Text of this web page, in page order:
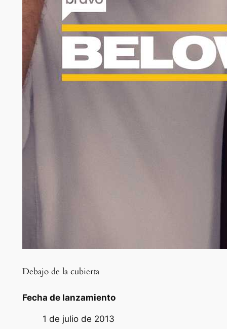
Debajo de la cubierta
Fecha de lanzamiento
1 de julio de 2013